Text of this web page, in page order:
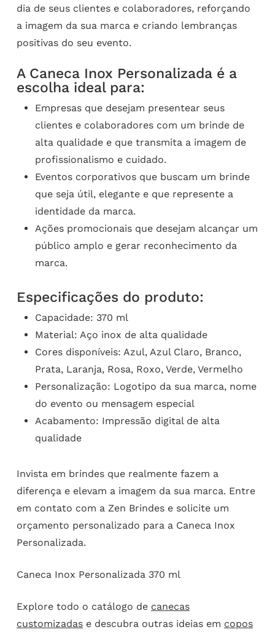
dia de seus clientes e colaboradores, reforçando
a imagem da sua marca e criando lembranças
positivas do seu evento.
A Caneca Inox Personalizada é a
escolha ideal para:
Empresas que desejam presentear seus
clientes e colaboradores com um brinde de
alta qualidade e que transmita a imagem de
profissionalismo e cuidado.
Eventos corporativos que buscam um brinde
que seja útil, elegante e que represente a
identidade da marca.
Ações promocionais que desejam alcançar um
público amplo e gerar reconhecimento da
marca.
Especificações do produto:
Capacidade: 370 ml
Material: Aço inox de alta qualidade
Cores disponíveis: Azul, Azul Claro, Branco,
Prata, Laranja, Rosa, Roxo, Verde, Vermelho
Personalização: Logotipo da sua marca, nome
do evento ou mensagem especial
Acabamento: Impressão digital de alta
qualidade
Invista em brindes que realmente fazem a
diferença e elevam a imagem da sua marca. Entre
em contato com a Zen Brindes e solicite um
orçamento personalizado para a Caneca Inox
Personalizada.
Caneca Inox Personalizada 370 ml
Explore todo o catálogo de canecas
customizadase descubra outras ideias em copos